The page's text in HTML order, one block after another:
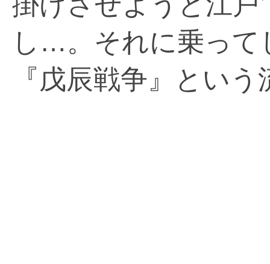
し…。それに乗って
『戊辰戦争』とい